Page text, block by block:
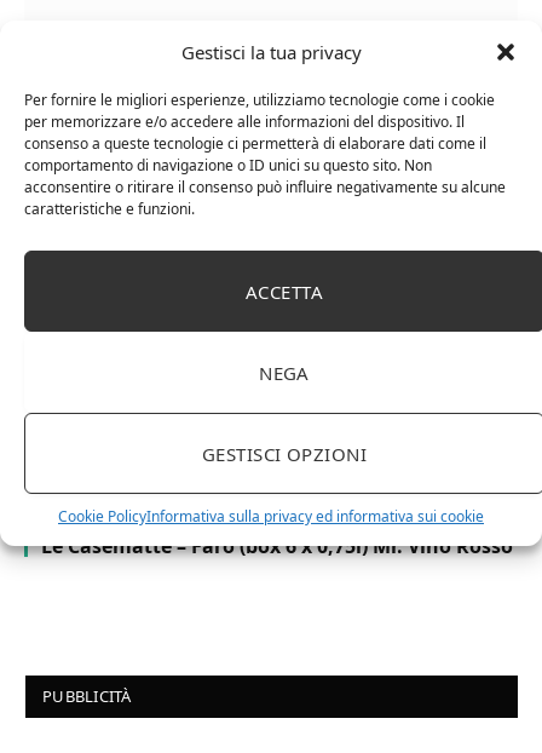
Gestisci la tua privacy
Per fornire le migliori esperienze, utilizziamo tecnologie come i cookie
per memorizzare e/o accedere alle informazioni del dispositivo. Il
consenso a queste tecnologie ci permetterà di elaborare dati come il
comportamento di navigazione o ID unici su questo sito. Non
acconsentire o ritirare il consenso può influire negativamente su alcune
caratteristiche e funzioni.
ACCETTA
NEGA
GESTISCI OPZIONI
Cookie PolicyInformativa sulla privacy ed informativa sui cookie
Chanson Pere & Fils – Chassagne Montrachet
(box 3 x 0,75l) Mr. Vino bianco
Le Casematte – Faro (box 6 x 0,75l) Mr. Vino Rosso
PUBBLICITÀ